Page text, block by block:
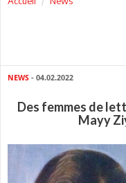
NEWS - 04.02.2022
Des femmes de
Mayy